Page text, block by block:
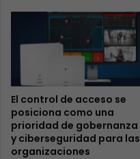
El control de acceso se
posiciona como una
prioridad de gobernanza
y ciberseguridad para las
organizaciones